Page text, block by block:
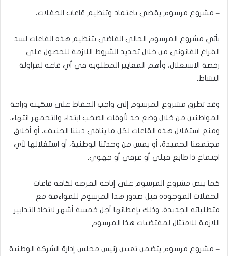
– مشروع مرسوم يقضي باعتماد وتنظيم قاعات الحفلات،
يأتي مشروع المرسوم الحالي القاضي بتنظيم هذه القاعات لسد
الفراغ القانوني من خلال تحديد الشروط اللازمة للحصول على
رخصة الاستغلال، وأهم المعايير المطلوبة في أي قاعة لمزاولة
النشاط.
وقد تطرق مشروع المرسوم إلى واجب الحفاظ على سكينة وراحة
المواطنين من خلال وضع حد لأوقات الصخب ابتداء والتجمهر انتهاء،
ومنع استغلال هذه القاعات لكل ما ينافي ديننا الحنيف، أو أخلاق
مجتمعنا الحميدة، أو يمس من وحدتنا الوطنية، أو استغلالها لأي
اجتماع ذا طابع قبلي أو عرقي أو جهوي.
كما ينص مشروع المرسوم على إتاحة الفرصة لكافة قاعات
الحفلات الموجودة قبل صدور هذا المرسوم للمواءمة مع
متطلباته الجديدة، وذلك بإعطائها أجل خمسة أشهر لاتخاذ التدابير
اللازمة للامتثال لمقتضيات هذا المرسوم.
– مشروع مرسوم يتضمن تعيين رئيس مجلس إدارة الشركة الوطنية